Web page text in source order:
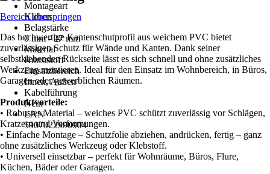
Montageart
Kleben
Belagstärke
0 mm - 27 mm
Material
Kunststoff
Einsatzbereich
Innen, Außen
Kabelführung
Nein
EAN
5907022990904
Bereich überspringen
Das hochwertige Kantenschutprofil aus weichem PVC bietet
zuverlässigen Schutz für Wände und Kanten. Dank seiner
selbstklebenden Rückseite lässt es sich schnell und ohne zusätzliches
Werkzeug montieren. Ideal für den Einsatz im Wohnbereich, in Büros,
Garagen oder gewerblichen Räumen.
Produktvorteile:
• Robustes Material – weiches PVC schützt zuverlässig vor Schlägen,
Kratzern und Verformungen.
• Einfache Montage – Schutzfolie abziehen, andrücken, fertig – ganz
ohne zusätzliches Werkzeug oder Klebstoff.
• Universell einsetzbar – perfekt für Wohnräume, Büros, Flure,
Küchen, Bäder oder Garagen.